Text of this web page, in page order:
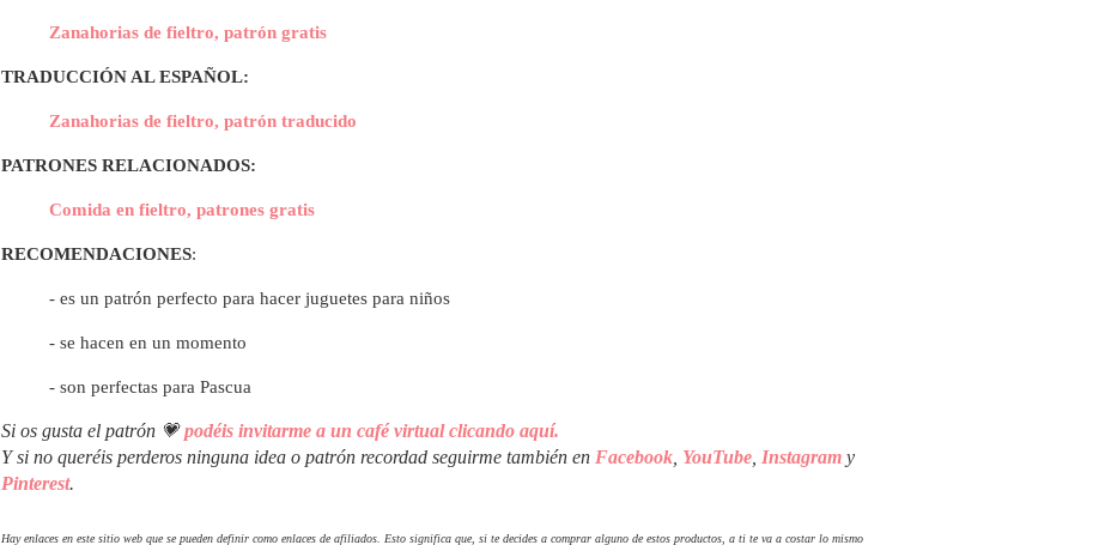
Zanahorias de fieltro, patrón gratis
TRADUCCIÓN AL ESPAÑOL:
Zanahorias de fieltro, patrón traducido
PATRONES RELACIONADOS:
Comida en fieltro, patrones gratis
RECOMENDACIONES:
- es un patrón perfecto para hacer juguetes para niños
- se hacen en un momento
- son perfectas para Pascua
Si os gusta el patrón 💗podéis invitarme a un café virtual clicando aquí.
Y si no queréis perderos ninguna idea o patrón recordad seguirme también en Facebook YouTube Instagram y
Pinterest.
Hay enlaces en este sitio web que se pueden definir como enlaces de afiliados. Esto significa que, si te decides a comprar alguno de estos productos, a ti te va a costar lo mismo